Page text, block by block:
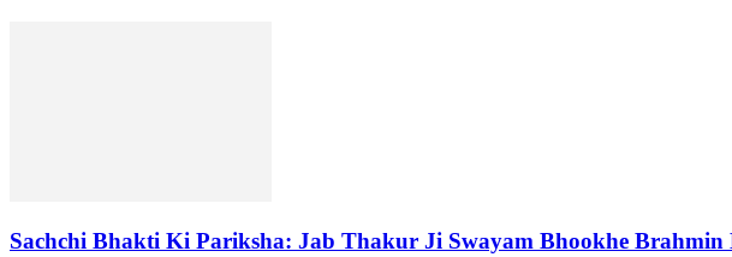
Sachchi Bhakti Ki Pariksha: Jab Thakur Ji Swayam Bhookhe Brahmin